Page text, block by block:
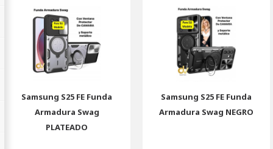
Samsung S25 FE Funda
Armadura Swag
PLATEADO
Samsung S25 FE Funda
Armadura Swag NEGRO